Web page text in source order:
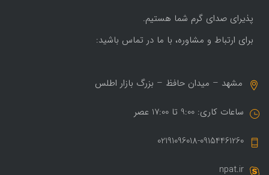
پذیرای صدای گرم شما هستیم.
برای ارتباط و مشاوره، با ما در تماس باشید:
مشهد – میدان حافظ – بزرگ بازار اطلس
ساعات کاری: 9:00 تا 17:00 عصر
02191096018-09154461260
npat.ir